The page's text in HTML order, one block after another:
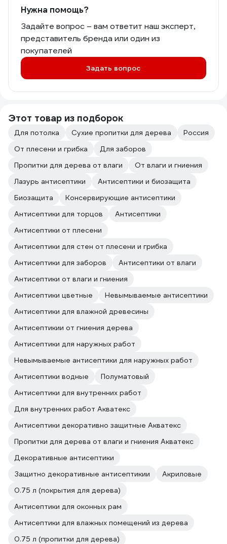
цвета очень красивые, теперь будем
заказывать ещё Топлёное молоко
Нужна помощь?
Задайте вопрос – вам ответит наш эксперт,
представитель бренда или один из
покупателей
Задать вопрос
Этот товар из подборок
Для потолка Сухие пропитки для дерева
Россия
От плесени и грибка
Для заборов
Пропитки для дерева от влаги
От влаги и гниения
Лазурь антисептики
Антисептики и биозащита
Биозащита
Консервирующие антисептики
Антисептики для торцов
Антисептики
Антисептики от плесени
Антисептики для стен от плесени и грибка
Антисептики для заборов
Антисептики от влаги
Антисептики от влаги и гниения
Антисептики цветные
Невымываемые антисептики
Антисептики для влажной древесины
Антисептикии от гниения дерева
Антисептики для наружных работ
Невымываемые антисептики для наружных работ
Антисептики водные
Полуматовый
Антисептики для внутренних работ
Для внутренних работ Акватекс
Антисептики декоративно защитные Акватекс
Пропитки для дерева от влаги и гниения Акватекс
Декоративные антисептики
Защитно декоративные антисептикии
Акриловые
0.75 л (покрытия для дерева)
Антисептики для оконных рам
Антисептики для влажных помещений из дерева
0.75 л (пропитки для дерева)